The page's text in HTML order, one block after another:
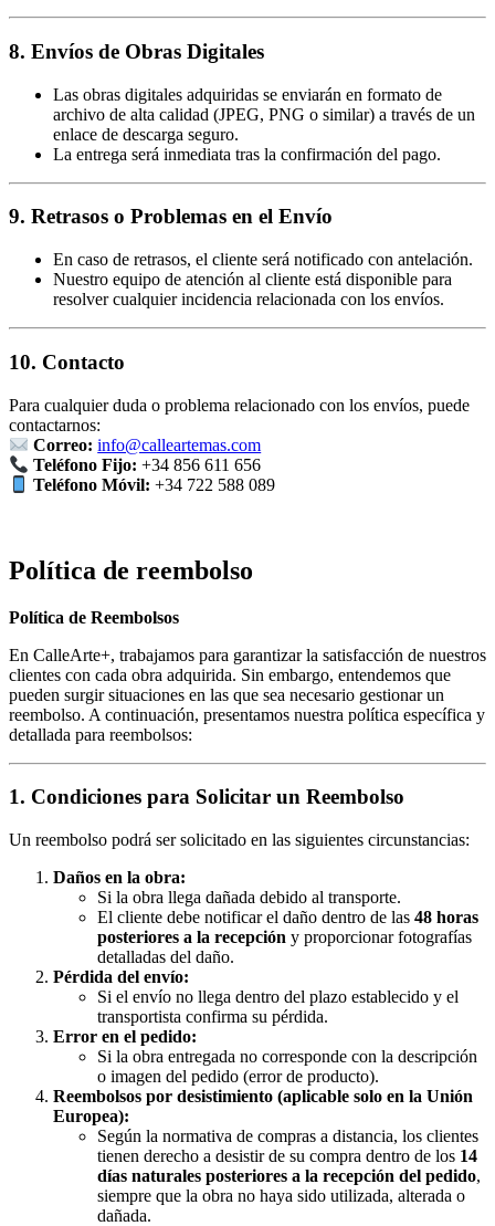
8. Envíos de Obras Digitales
Las obras digitales adquiridas se enviarán en formato de
archivo de alta calidad (JPEG, PNG o similar) a través de un
enlace de descarga seguro.
La entrega será inmediata tras la confirmación del pago.
9. Retrasos o Problemas en el Envío
En caso de retrasos, el cliente será notificado con antelación.
Nuestro equipo de atención al cliente está disponible para
resolver cualquier incidencia relacionada con los envíos.
10. Contacto
Para cualquier duda o problema relacionado con los envíos, puede
contactarnos:
Correo: info@calleartemas.com
Teléfono Fijo: +34 856 611 656
Teléfono Móvil: +34 722 588 089
Política de reembolso
Política de Reembolsos
En CalleArte+, trabajamos para garantizar la satisfacción de nuestros
clientes con cada obra adquirida. Sin embargo, entendemos que
pueden surgir situaciones en las que sea necesario gestionar un
reembolso. A continuación, presentamos nuestra política específica y
detallada para reembolsos:
1. Condiciones para Solicitar un Reembolso
Un reembolso podrá ser solicitado en las siguientes circunstancias:
Daños en la obra:
Si la obra llega dañada debido al transporte.
El cliente debe notificar el daño dentro de las 48 horas
posteriores a la recepción y proporcionar fotografías
detalladas del daño.
Pérdida del envío:
Si el envío no llega dentro del plazo establecido y el
transportista confirma su pérdida.
Error en el pedido:
Si la obra entregada no corresponde con la descripción
o imagen del pedido (error de producto).
Reembolsos por desistimiento (aplicable solo en la Unión
Europea):
Según la normativa de compras a distancia, los clientes
tienen derecho a desistir de su compra dentro de los 14
días naturales posteriores a la recepción del pedido,
siempre que la obra no haya sido utilizada, alterada o
dañada.